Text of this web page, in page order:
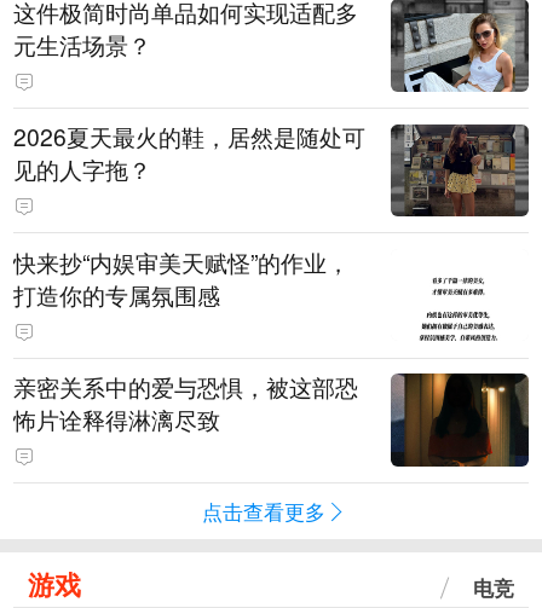
这件极简时尚单品如何实现适配多
元生活场景？
2026夏天最火的鞋，居然是随处可
见的人字拖？
快来抄“内娱审美天赋怪”的作业，
打造你的专属氛围感
亲密关系中的爱与恐惧，被这部恐
怖片诠释得淋漓尽致
点击查看更多
游戏 电竞